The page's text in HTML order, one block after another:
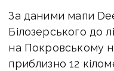
За даними мапи
Білозерського до
на Покровському
приблизно 12